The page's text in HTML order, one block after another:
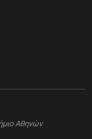
Αθηνών